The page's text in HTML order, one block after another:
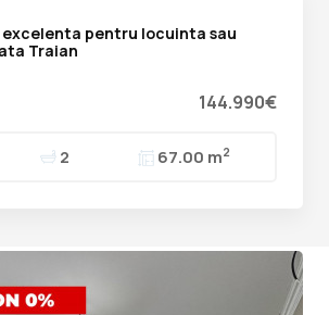
pentru locuinta sau
Traian
144.990€
2 67.00 m2